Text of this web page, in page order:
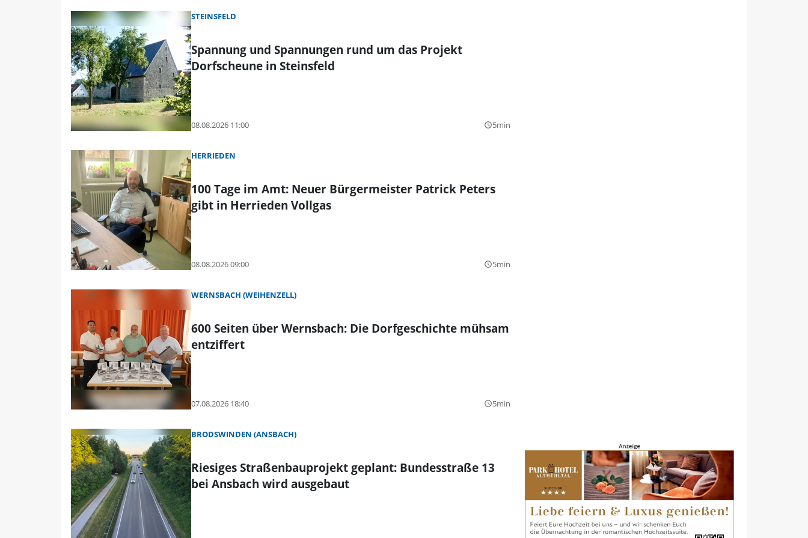
STEINSFELD
Spannung und Spannungen rund um das Projekt
Dorfscheune in Steinsfeld
08.08.2026 11:00 query_builder5min
HERRIEDEN
100 Tage im Amt: Neuer Bürgermeister Patrick Peters
gibt in Herrieden Vollgas
08.08.2026 09:00 query_builder5min
WERNSBACH (WEIHENZELL)
600 Seiten über Wernsbach: Die Dorfgeschichte mühsam
entziffert
07.08.2026 18:40 query_builder5min
BRODSWINDEN (ANSBACH)
Riesiges Straßenbauprojekt geplant: Bundesstraße 13
bei Ansbach wird ausgebaut